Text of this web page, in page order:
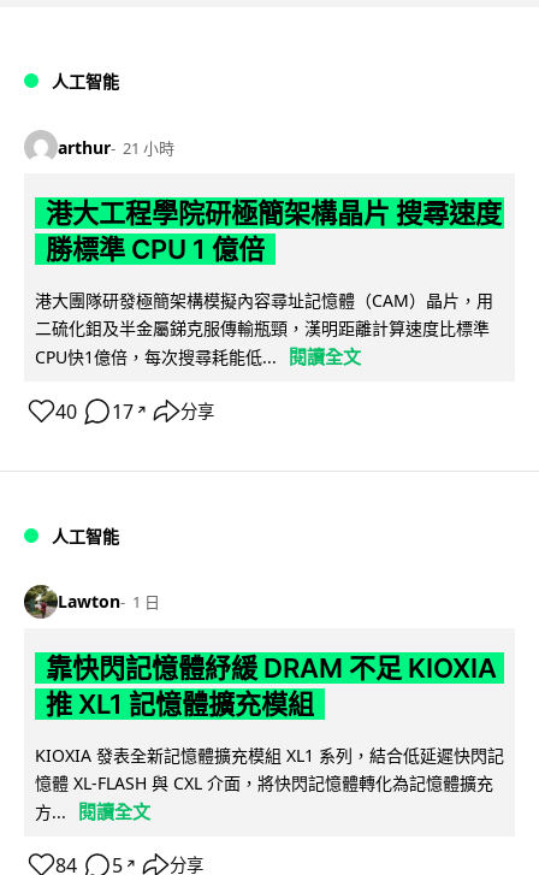
人工智能
arthur 21 小時
港大工程學院研極簡架構晶片 搜尋速度
勝標準 CPU 1 億倍
港大團隊研發極簡架構模擬內容尋址記憶體（CAM）晶片，用
二硫化鉬及半金屬銻克服傳輸瓶頸，漢明距離計算速度比標準
CPU快1億倍，每次搜尋耗能低...
閱讀全文
40 17 ↗ 分享
人工智能
Lawton 1 日
靠快閃記憶體紓緩 DRAM 不足 KIOXIA
推 XL1 記憶體擴充模組
KIOXIA 發表全新記憶體擴充模組 XL1 系列，結合低延遲快閃記
憶體 XL-FLASH 與 CXL 介面，將快閃記憶體轉化為記憶體擴充
方...
閱讀全文
84 5 ↗ 分享